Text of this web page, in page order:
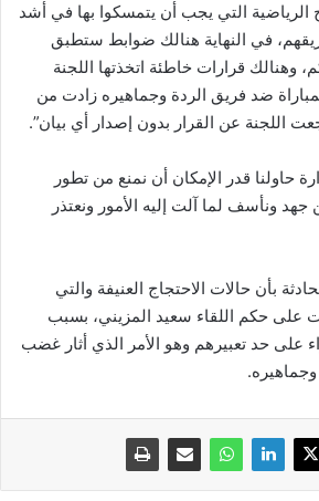
الرياضية التي يجب أن يتمسكوا بها في أشد
في النهاية هنالك ضوابط ستطبق
وهنالك قرارات خاطئة اتخذتها اللجنة
ضد فريق الردة وجماهيره زادت من
اللجنة عن القرار بدون إصدار أي بيان”.
حاولنا قدر الإمكان أن نمنع من تطور
جهد ونأسف لما آلت إليه الأمور ونعتذر
بأن حالات الاحتجاج العنيفة والتي
حكم اللقاء سعيد المزيني، بسبب
على حد تعبيرهم وهو الأمر الذي أثار غضب